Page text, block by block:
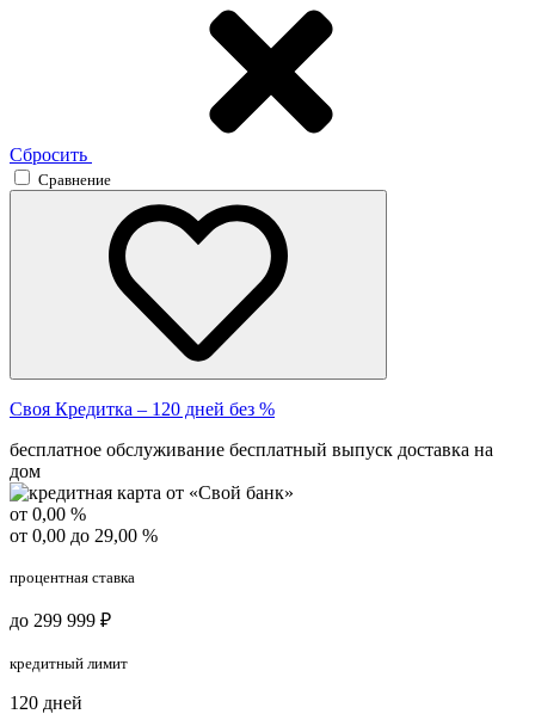
Сбросить
Сравнение
Своя Кредитка – 120 дней без %
бесплатное обслуживание бесплатный выпуск доставка на
дом
от 0,00 %
от 0,00 до 29,00 %
процентная ставка
до 299 999 ₽
кредитный лимит
120 дней